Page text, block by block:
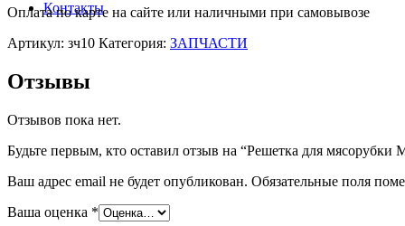
Контакты
Оплата по карте на сайте или наличными при самовывозе
Артикул: зч10 Категория: ЗАПЧАСТИ
Отзывы
Отзывов пока нет.
Будьте первым, кто оставил отзыв на “Решетка для
Ваш адрес email не будет опубликован. Обязательные поля
Ваша оценка *